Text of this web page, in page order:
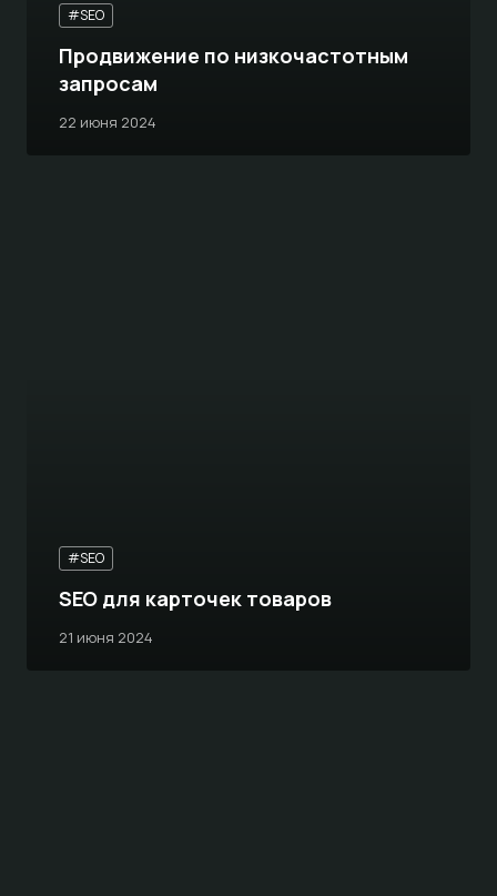
#SEO
22 июня 2024
Продвижение по низкочастотным
запросам
#SEO
21 июня 2024
SEO для карточек товаров